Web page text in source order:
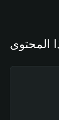
المحتوى